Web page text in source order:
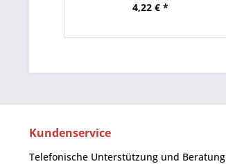
4,22 € *
Kundenservice
Telefonische Unterstützung und Beratung